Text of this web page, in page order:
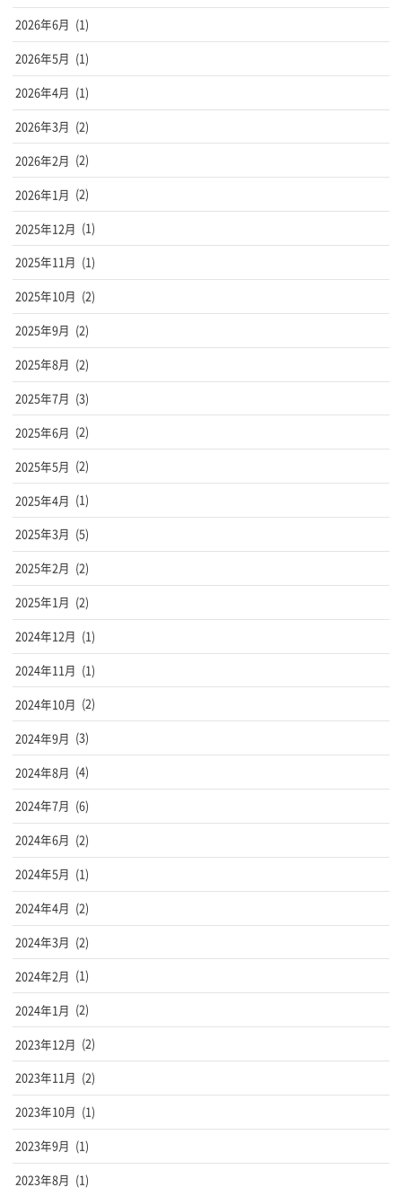
2026年6月 (1)
2026年5月 (1)
2026年4月 (1)
2026年3月 (2)
2026年2月 (2)
2026年1月 (2)
2025年12月 (1)
2025年11月 (1)
2025年10月 (2)
2025年9月 (2)
2025年8月 (2)
2025年7月 (3)
2025年6月 (2)
2025年5月 (2)
2025年4月 (1)
2025年3月 (5)
2025年2月 (2)
2025年1月 (2)
2024年12月 (1)
2024年11月 (1)
2024年10月 (2)
2024年9月 (3)
2024年8月 (4)
2024年7月 (6)
2024年6月 (2)
2024年5月 (1)
2024年4月 (2)
2024年3月 (2)
2024年2月 (1)
2024年1月 (2)
2023年12月 (2)
2023年11月 (2)
2023年10月 (1)
2023年9月 (1)
2023年8月 (1)